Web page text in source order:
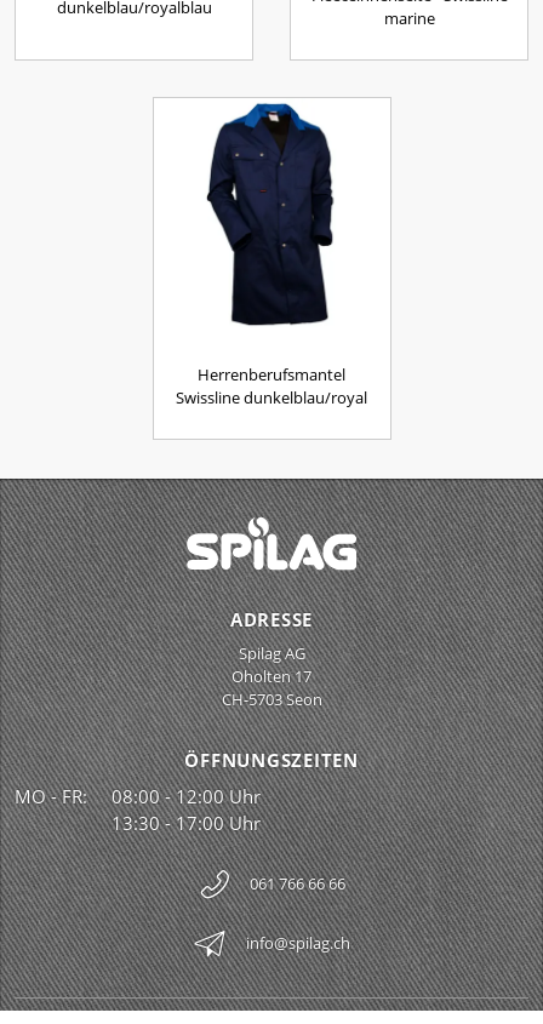
dunkelblau/royalblau
marine
Herrenberufsmantel
Swissline dunkelblau/royal
ADRESSE
Spilag AG
Oholten 17
CH-5703 Seon
ÖFFNUNGSZEITEN
MO - FR:
08:00 - 12:00 Uhr
13:30 - 17:00 Uhr
061 766 66 66
info@spilag.ch